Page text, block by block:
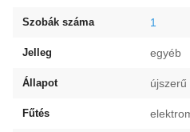
Szobák száma 1
Jelleg egyéb
Állapot újszerű
Fűtés